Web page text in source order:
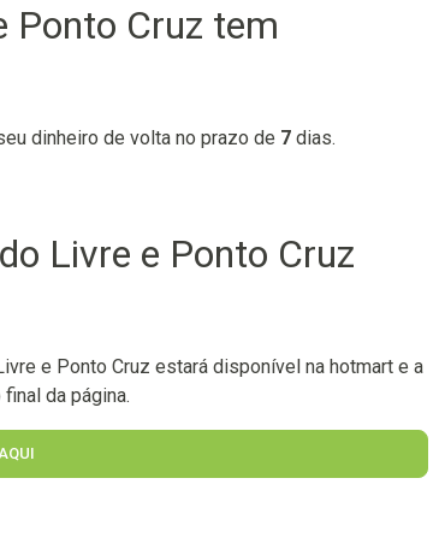
Ponto Cruz tem
dinheiro de volta no prazo de 7 dias.
Livre e Ponto Cruz
e Ponto Cruz estará disponível na hotmart e a
da página.